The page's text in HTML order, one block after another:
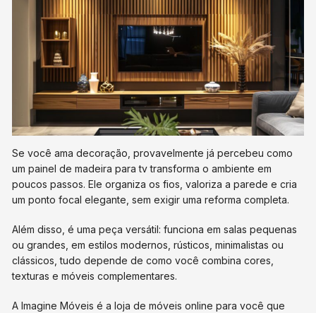
Se você ama decoração, provavelmente já percebeu como
um painel de madeira para tv transforma o ambiente em
poucos passos. Ele organiza os fios, valoriza a parede e cria
um ponto focal elegante, sem exigir uma reforma completa.
Além disso, é uma peça versátil: funciona em salas pequenas
ou grandes, em estilos modernos, rústicos, minimalistas ou
clássicos, tudo depende de como você combina cores,
texturas e móveis complementares.
A Imagine Móveis é a loja de móveis online para você que